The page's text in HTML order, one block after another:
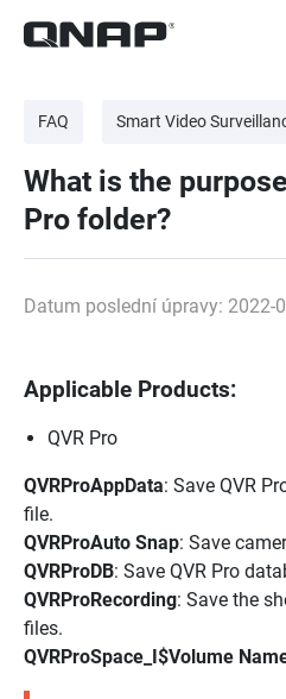
FAQ Smart Video
What is the
Pro folder?
Datum poslední úpravy: 2022-
Applicable Products:
QVR Pro
QVRProAppData: Save QVR
file.
QVRProAuto Snap: Save
QVRProDB: Save QVR Pro
QVRProRecording: Save the
files.
QVRProSpace_I$Volume